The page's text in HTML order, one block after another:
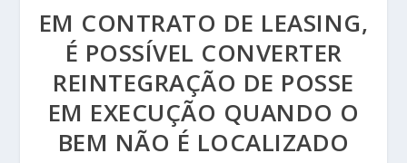
EM CONTRATO DE LEASING,
É POSSÍVEL CONVERTER
REINTEGRAÇÃO DE POSSE
EM EXECUÇÃO QUANDO O
BEM NÃO É LOCALIZADO